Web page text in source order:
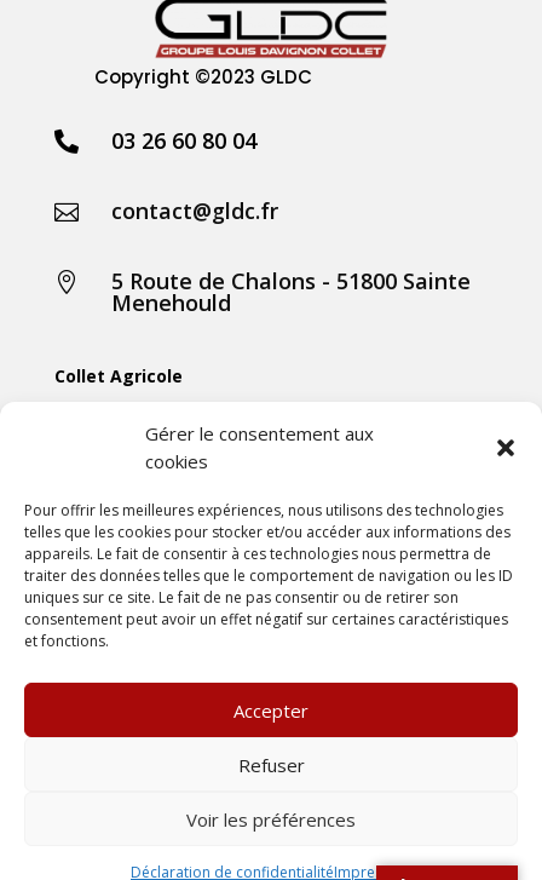
Gérer le consentement aux
cookies
Pour offrir les meilleures expériences, nous utilisons des technologies
telles que les cookies pour stocker et/ou accéder aux informations des
appareils. Le fait de consentir à ces technologies nous permettra de
traiter des données telles que le comportement de navigation ou les ID
uniques sur ce site. Le fait de ne pas consentir ou de retirer son
consentement peut avoir un effet négatif sur certaines caractéristiques
et fonctions.
Accepter
Refuser
Voir les préférences
Déclaration de confidentialitéImpressum
Copyright ©2023 GLDC
 03 26 60 80 04
 contact@gldc.fr
 5 Route de Chalons - 51800 Sainte
Menehould
Collet Agricole
Collet Motoculture
Collet Élevage
Les actus
Mentions légales
Politiques de confidentialités
Conditions générales de vente